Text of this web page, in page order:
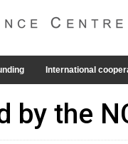
International
by the